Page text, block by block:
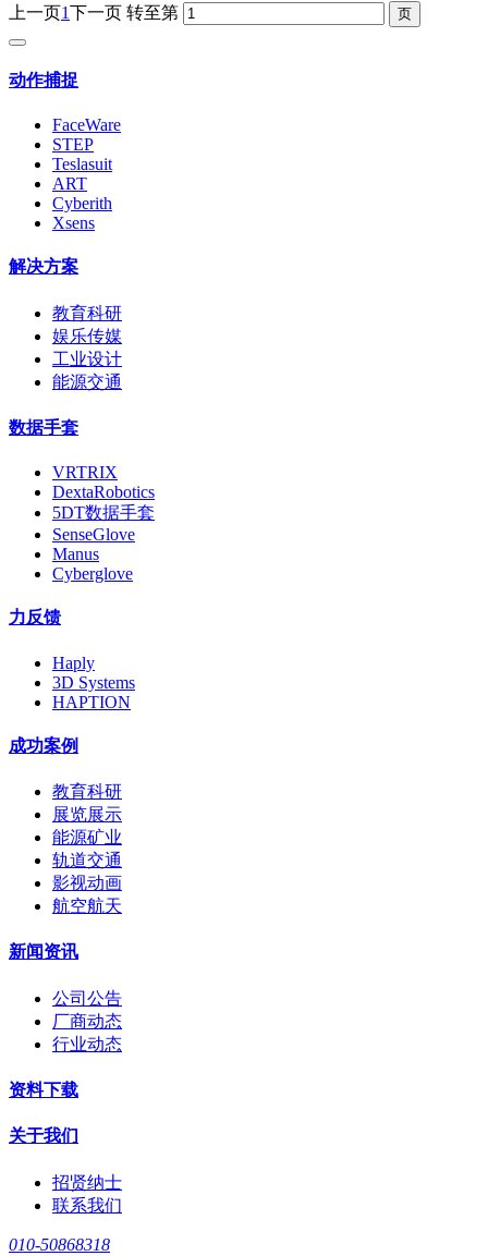
上一页1下一页 转至第
动作捕捉
FaceWare
STEP
Teslasuit
ART
Cyberith
Xsens
解决方案
教育科研
娱乐传媒
工业设计
能源交通
数据手套
VRTRIX
DextaRobotics
5DT数据手套
SenseGlove
Manus
Cyberglove
力反馈
Haply
3D Systems
HAPTION
成功案例
教育科研
展览展示
能源矿业
轨道交通
影视动画
航空航天
新闻资讯
公司公告
厂商动态
行业动态
资料下载
关于我们
招贤纳士
联系我们
010-50868318